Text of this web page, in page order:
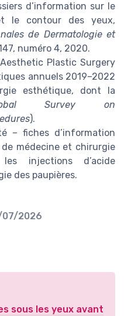
d’information sur le
le contour des yeux,
de Dermatologie et
numéro 4, 2020.
Plastic Surgery
annuels 2019–2022
esthétique, dont la
Survey on
).
– fiches d’information
médecine et chirurgie
injections d’acide
des paupières.
2026
sous les yeux avant